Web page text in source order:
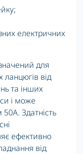
електричних
для
ланцюгів від
та інших
і може
Здатність
ефективно
від